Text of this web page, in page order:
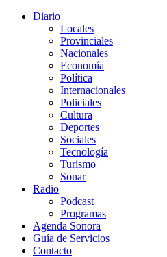
Diario
Locales
Provinciales
Nacionales
Economía
Política
Internacionales
Policiales
Cultura
Deportes
Sociales
Tecnología
Turismo
Sonar
Radio
Podcast
Programas
Agenda Sonora
Guía de Servicios
Contacto